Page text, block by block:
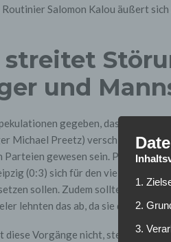
Salomon Kalou äußert
streitet
und
gegeben, dass sich das
Michael Preetz) verschlechtert
Parteien gewesen sein. Preetz soll
(0:3) sich für den viel
sollen. Zudem sollte ein
lehnten das ab, da sie darin nur
Vorgänge nicht, stellt aber
1.
2.
3.